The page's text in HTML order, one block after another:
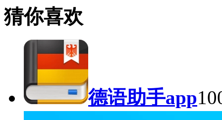
猜你喜欢
德语助手app